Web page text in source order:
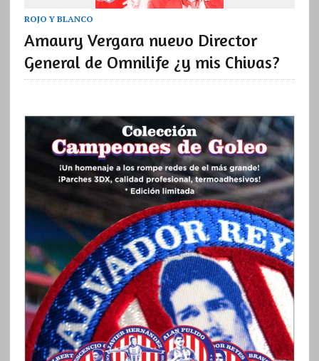
ROJO Y BLANCO
Amaury Vergara nuevo Director
General de Omnilife ¿y mis Chivas?